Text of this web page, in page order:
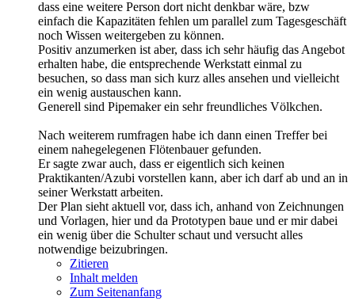
dass eine weitere Person dort nicht denkbar wäre, bzw
einfach die Kapazitäten fehlen um parallel zum Tagesgeschäft
noch Wissen weitergeben zu können.
Positiv anzumerken ist aber, dass ich sehr häufig das Angebot
erhalten habe, die entsprechende Werkstatt einmal zu
besuchen, so dass man sich kurz alles ansehen und vielleicht
ein wenig austauschen kann.
Generell sind Pipemaker ein sehr freundliches Völkchen.
Nach weiterem rumfragen habe ich dann einen Treffer bei
einem nahegelegenen Flötenbauer gefunden.
Er sagte zwar auch, dass er eigentlich sich keinen
Praktikanten/Azubi vorstellen kann, aber ich darf ab und an in
seiner Werkstatt arbeiten.
Der Plan sieht aktuell vor, dass ich, anhand von Zeichnungen
und Vorlagen, hier und da Prototypen baue und er mir dabei
ein wenig über die Schulter schaut und versucht alles
notwendige beizubringen.
Zitieren
Inhalt melden
Zum Seitenanfang